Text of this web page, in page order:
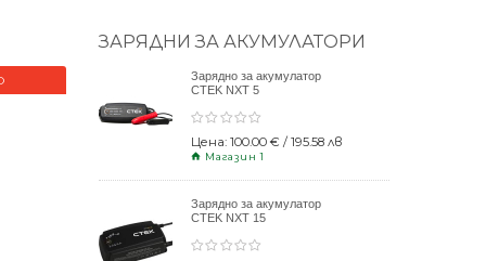
НОВО
ЗАРЯДНИ ЗА АКУМУЛАТОРИ
Зарядно за акумулатор
CTEK NXT 5
Цена: 100.00 € / 195.58 лв
Магазин 1
Зарядно за акумулатор
CTEK NXT 15